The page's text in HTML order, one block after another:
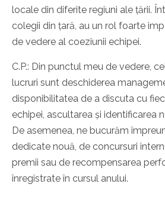
locale din diferite regiuni ale țării.
colegii din țară, au un rol foarte
de vedere al coeziunii echipei.
C.P.: Din punctul meu de vedere,
lucruri sunt deschiderea
disponibilitatea de a discuta cu
echipei, ascultarea și identificarea
De asemenea, ne bucurăm
dedicate nouă, de concursuri
premii sau de recompensarea
înregistrate în cursul anului.